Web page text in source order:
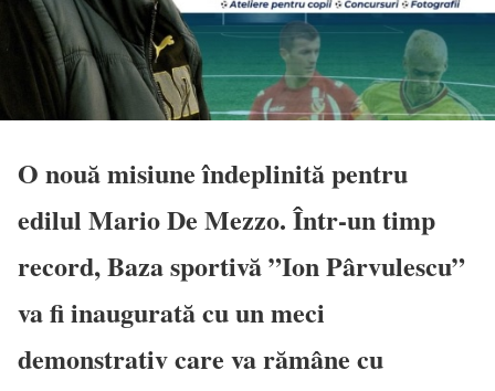
O nouă misiune îndeplinită pentru
edilul Mario De Mezzo. Într-un timp
record, Baza sportivă ”Ion Pârvulescu”
va fi inaugurată cu un meci
demonstrativ care va rămâne cu